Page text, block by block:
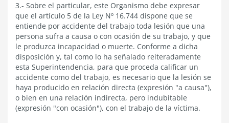
3.- Sobre el particular, este Organismo debe expresar
que el artículo 5 de la Ley Nº 16.744 dispone que se
entiende por accidente del trabajo toda lesión que una
persona sufra a causa o con ocasión de su trabajo, y que
le produzca incapacidad o muerte. Conforme a dicha
disposición y, tal como lo ha señalado reiteradamente
esta Superintendencia, para que proceda calificar un
accidente como del trabajo, es necesario que la lesión se
haya producido en relación directa (expresión "a causa"),
o bien en una relación indirecta, pero indubitable
(expresión "con ocasión"), con el trabajo de la víctima.